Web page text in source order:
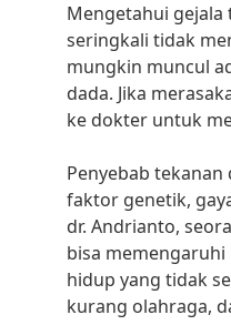
Mengetahui
seringkali tidak
mungkin muncul
dada. Jika
ke dokter untuk
Penyebab
faktor genetik,
dr. Andrianto,
bisa
hidup yang tidak
kurang olahraga,